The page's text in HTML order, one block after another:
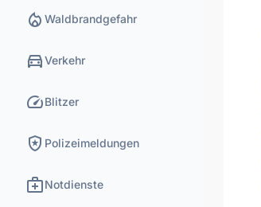
local_fire_department Waldbrandgefahr
directions_carVerkehr
speedBlitzer
local_police Polizeimeldungen
medical_servicesNotdienste